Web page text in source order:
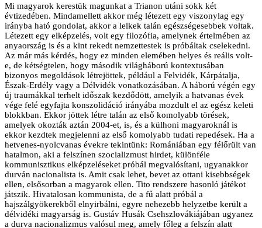
Mi magyarok kerestük magunkat a Trianon utáni sokk két
évtizedében. Mindamellett akkor még létezett egy viszonylag egy
irányba ható gondolat, akkor a lelkek talán egészségesebbek voltak.
Létezett egy elképzelés, volt egy filozófia, amelynek értelmében az
anyaország is és a kint rekedt nemzettestek is próbáltak cselekedni.
Az már más kérdés, hogy ez minden elemében helyes és reális volt-
e, de kétségtelen, hogy második világháború kontextusában
bizonyos megoldások létrejöttek, például a Felvidék, Kárpátalja,
Észak-Erdély vagy a Délvidék vonatkozásában. A háború végén egy
új traumákkal terhelt időszak kezdődött, amelyik a hatvanas évek
vége felé egyfajta konszolidáció irányába mozdult el az egész keleti
blokkban. Ekkor jöttek létre talán az első komolyabb törések,
amelyek okozták aztán 2004-et, is, és a külhoni magyaroknál is
ekkor kezdtek megjelenni az első komolyabb tudati repedések. Ha a
hetvenes-nyolcvanas évekre tekintünk: Romániában egy félőrült van
hatalmon, aki a felszínen szocializmust hirdet, különféle
kommunisztikus elképzeléseket próbál megvalósítani, ugyanakkor
durván nacionalista is. Amit csak lehet, bevet az ottani kisebbségek
ellen, elsősorban a magyarok ellen. Tito rendszere hasonló játékot
játszik. Hivatalosan kommunista, de a fű alatt próbál a
hajszálgyökerekből elnyirbálni, egyre nehezebb helyzetbe került a
délvidéki magyarság is. Gustáv Husák Csehszlovákiájában ugyanez
a durva nacionalizmus valósul meg, amely főleg a felszín alatt